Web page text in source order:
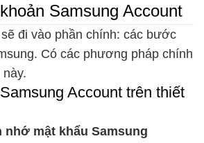
Samsung Account
đi vào phần chính: các bước
Có các phương pháp chính
Account trên thiết
mật khẩu Samsung